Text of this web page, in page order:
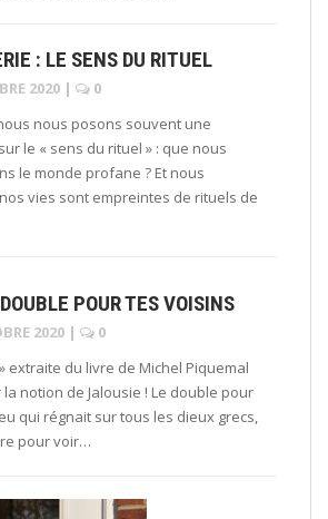
: LE SENS DU RITUEL
2020 |
0
nous posons souvent une
le « sens du rituel » : que nous
le monde profane ? Et nous
vies sont empreintes de rituels de
POUR TES VOISINS
2020 |
0
extraite du livre de Michel Piquemal
notion de Jalousie ! Le double pour
qui régnait sur tous les dieux grecs,
pour voir…